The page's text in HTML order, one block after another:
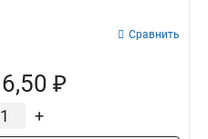
Сравнить
₽
+